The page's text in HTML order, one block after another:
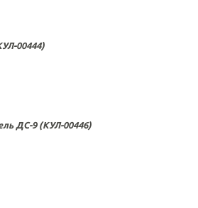
00444)
ДС-9 (КУЛ-00446)